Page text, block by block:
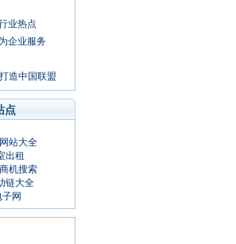
业热点
企业服务
造中国联盟
点
站大全
出租
机搜索
链大全
网